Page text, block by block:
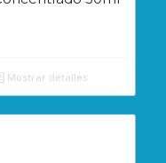
Mostrar detalles